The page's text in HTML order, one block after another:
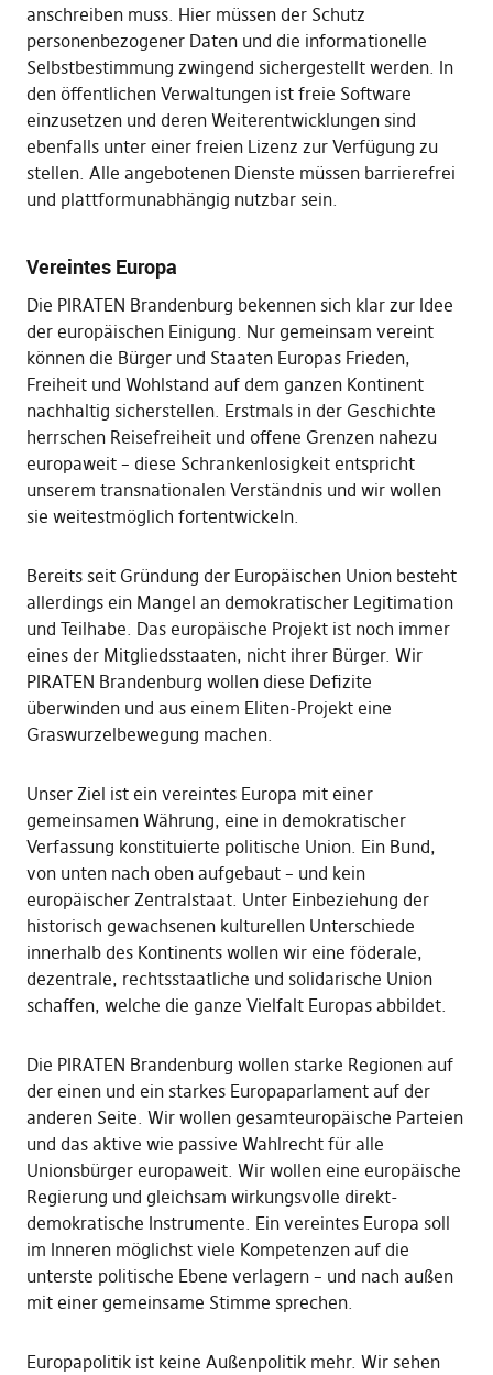
anschreiben muss. Hier müssen der Schutz
personenbezogener Daten und die informationelle
Selbstbestimmung zwingend sichergestellt werden. In
den öffentlichen Verwaltungen ist freie Software
einzusetzen und deren Weiterentwicklungen sind
ebenfalls unter einer freien Lizenz zur Verfügung zu
stellen. Alle angebotenen Dienste müssen barrierefrei
und plattformunabhängig nutzbar sein.
Vereintes Europa
Die PIRATEN Brandenburg bekennen sich klar zur Idee
der europäischen Einigung. Nur gemeinsam vereint
können die Bürger und Staaten Europas Frieden,
Freiheit und Wohlstand auf dem ganzen Kontinent
nachhaltig sicherstellen. Erstmals in der Geschichte
herrschen Reisefreiheit und offene Grenzen nahezu
europaweit – diese Schrankenlosigkeit entspricht
unserem transnationalen Verständnis und wir wollen
sie weitestmöglich fortentwickeln.
Bereits seit Gründung der Europäischen Union besteht
allerdings ein Mangel an demokratischer Legitimation
und Teilhabe. Das europäische Projekt ist noch immer
eines der Mitgliedsstaaten, nicht ihrer Bürger. Wir
PIRATEN Brandenburg wollen diese Defizite
überwinden und aus einem Eliten-Projekt eine
Graswurzelbewegung machen.
Unser Ziel ist ein vereintes Europa mit einer
gemeinsamen Währung, eine in demokratischer
Verfassung konstituierte politische Union. Ein Bund,
von unten nach oben aufgebaut – und kein
europäischer Zentralstaat. Unter Einbeziehung der
historisch gewachsenen kulturellen Unterschiede
innerhalb des Kontinents wollen wir eine föderale,
dezentrale, rechtsstaatliche und solidarische Union
schaffen, welche die ganze Vielfalt Europas abbildet.
Die PIRATEN Brandenburg wollen starke Regionen auf
der einen und ein starkes Europaparlament auf der
anderen Seite. Wir wollen gesamteuropäische Parteien
und das aktive wie passive Wahlrecht für alle
Unionsbürger europaweit. Wir wollen eine europäische
Regierung und gleichsam wirkungsvolle direkt-
demokratische Instrumente. Ein vereintes Europa soll
im Inneren möglichst viele Kompetenzen auf die
unterste politische Ebene verlagern – und nach außen
mit einer gemeinsame Stimme sprechen.
Europapolitik ist keine Außenpolitik mehr. Wir sehen